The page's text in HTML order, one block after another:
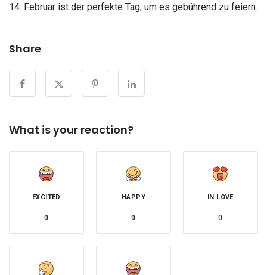
14. Februar ist der perfekte Tag, um es gebührend zu feiern.
Share
What is your reaction?
EXCITED
0
HAPPY
0
IN LOVE
0